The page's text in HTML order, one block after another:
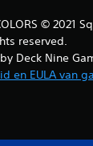
© 2021
reserved.
Deck Nine
en EULA van